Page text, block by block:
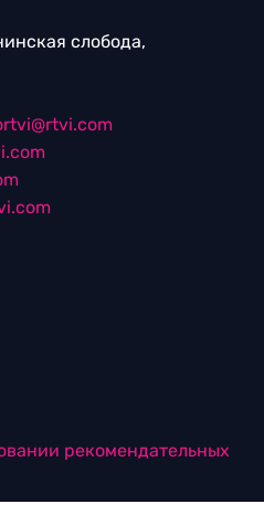
слобода,
рекомендательных